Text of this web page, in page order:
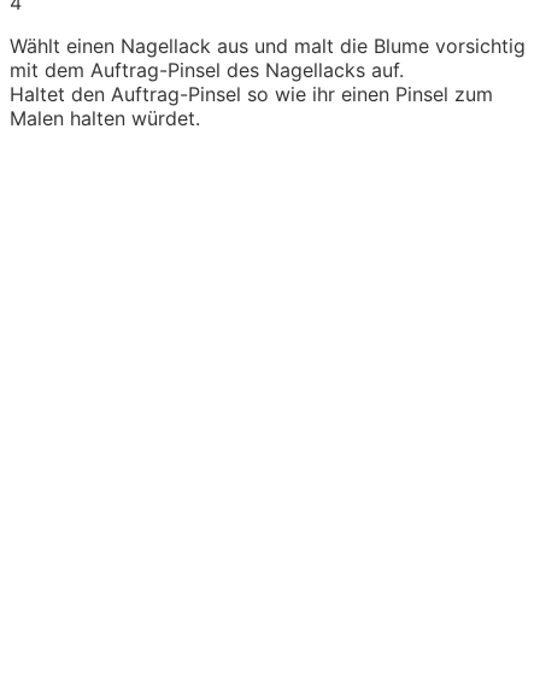
Wählt einen Nagellack aus und malt die Blume vorsichtig
mit dem Auftrag-Pinsel des Nagellacks auf.
Haltet den Auftrag-Pinsel so wie ihr einen Pinsel zum
Malen halten würdet.